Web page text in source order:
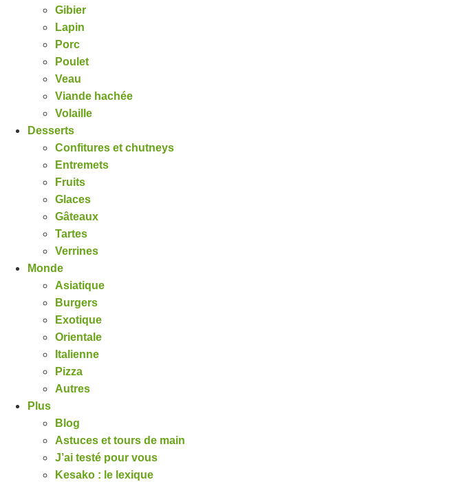
Gibier
Lapin
Porc
Poulet
Veau
Viande hachée
Volaille
Desserts
Confitures et chutneys
Entremets
Fruits
Glaces
Gâteaux
Tartes
Verrines
Monde
Asiatique
Burgers
Exotique
Orientale
Italienne
Pizza
Autres
Plus
Blog
Astuces et tours de main
J’ai testé pour vous
Kesako : le lexique